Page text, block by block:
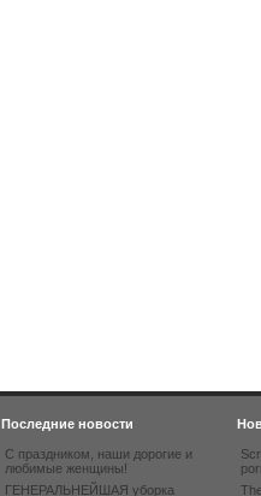
Последние новости
С праздником, наши дорогие и
любимые женщины!
ГЕНЕРАЛЬНЕЙШАЯ уборка